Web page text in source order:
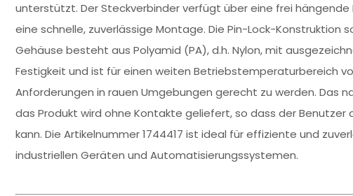
unterstützt. Der Steckverbinder verfügt über eine frei
eine schnelle, zuverlässige Montage. Die Pin-Lock-Konstruktion
Gehäuse besteht aus Polyamid (PA), d.h. Nylon, mit
Festigkeit und ist für einen weiten Betriebstemperaturbereich
Anforderungen in rauen Umgebungen gerecht zu werden. Das
das Produkt wird ohne Kontakte geliefert, so dass der
kann. Die Artikelnummer 1744417 ist ideal für effiziente und
industriellen Geräten und Automatisierungssystemen.